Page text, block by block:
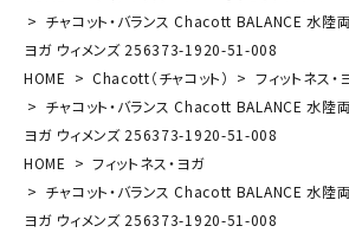
チャコット・バランス Chacott BALANCE 水陸
ヨガ ウィメンズ 256373-1920-51-008
HOME
Chacott（チャコット）
フィットネス・
チャコット・バランス Chacott BALANCE 水陸
ヨガ ウィメンズ 256373-1920-51-008
HOME
フィットネス・ヨガ
チャコット・バランス Chacott BALANCE 水陸
ヨガ ウィメンズ 256373-1920-51-008